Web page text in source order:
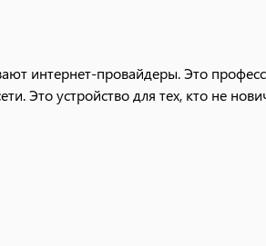
интернет-провайдеры. Это
Это устройство для тех, кто не